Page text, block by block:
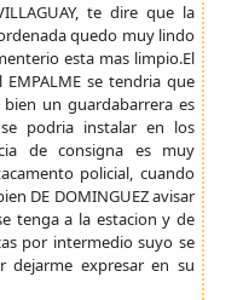
te dire que la
quedo muy lindo
esta mas limpio.El
se tendria que
un guardabarrera es
podria instalar en los
de consigna es muy
policial, cuando
DE DOMINGUEZ avisar
tenga a la estacion y de
por intermedio suyo se
dejarme expresar en su